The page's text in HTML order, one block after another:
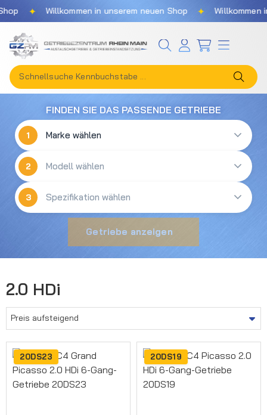
Zum Hauptinhalt springen
Willkommen in unserem neuen Shop Willkommen
FINDEN SIE DAS PASSENDE GETRIEBE
1
2
3
Getriebe anzeigen
2.0 HDi
20DS23 20DS19